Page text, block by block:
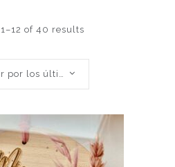
of 40 results
Ordenar por los últimos